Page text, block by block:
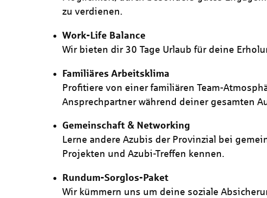
zu verdienen.
Work-Life Balance
Wir bieten dir 30 Tage Urlaub für deine
Familiäres Arbeitsklima
Profitiere von einer familiären Team-
Ansprechpartner während deiner gesamten
Gemeinschaft & Networking
Lerne andere Azubis der Provinzial bei
Projekten und Azubi-Treffen kennen.
Rundum-Sorglos-Paket
Wir kümmern uns um deine soziale